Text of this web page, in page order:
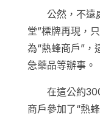
公然，不遠
堂”標牌再現，
為“熱蜂商戶”，
急藥品等辦事。
在這公約
商戶參加了“熱